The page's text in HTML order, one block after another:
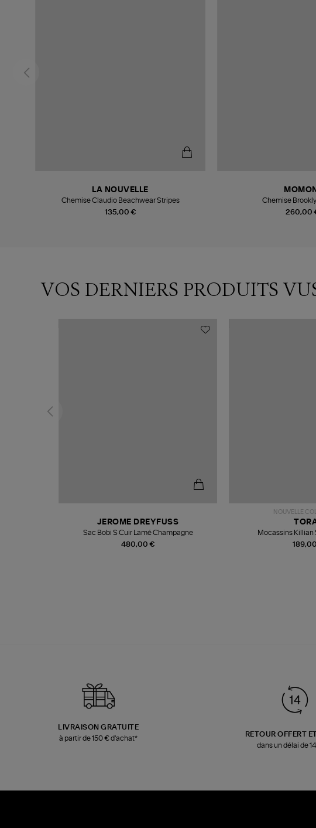
135,00 €
LA NOUVELLE
Chemise Claudio Beachwear Stripes
260,00
Chemise
VOS DERNIERS PRODUITS
480,00 €
JEROME DREYFUSS
Sac Bobi S Cuir Lamé Champagne
NOUVELLE
Mocassins Killian
LIVRAISON GRATUITE
à partir de 150 € d'achat*
RETOUR OFFERT
dans un délai de